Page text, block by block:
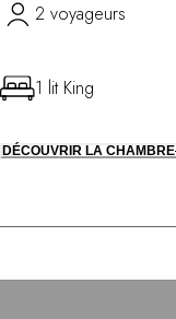
2 voyageurs
1 lit King
DÉCOUVRIR LA CHAMBRE